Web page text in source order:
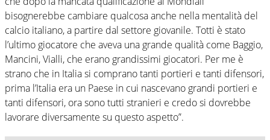
bisognerebbe cambiare qualcosa anche nella mentalità del
calcio italiano, a partire dal settore giovanile. Totti è stato
l’ultimo giocatore che aveva una grande qualità come Baggio,
Mancini, Vialli, che erano grandissimi giocatori. Per me è
strano che in Italia si comprano tanti portieri e tanti difensori,
prima l’Italia era un Paese in cui nascevano grandi portieri e
tanti difensori, ora sono tutti stranieri e credo si dovrebbe
lavorare diversamente su questo aspetto”.